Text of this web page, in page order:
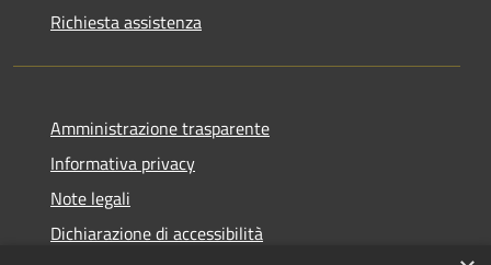
Richiesta assistenza
Amministrazione trasparente
Informativa privacy
Note legali
Dichiarazione di accessibilità